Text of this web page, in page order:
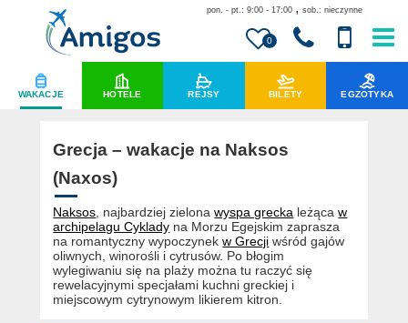
0
pon. - pt.: 9:00 - 17:00 , sob.: nieczynne
WAKACJE HOTELE REJSY BILETY EGZOTYKA
Grecja – wakacje na Naksos
(Naxos)
Naksos , najbardziej zielonawyspa grecka leżącaw
archipelagu Cyklady na Morzu Egejskim zaprasza
na romantyczny wypoczynekw Grecji wśród gajów
oliwnych, winorośli i cytrusów. Po błogim
wylegiwaniu się na plaży można tu raczyć się
rewelacyjnymi specjałami kuchni greckiej i
miejscowym cytrynowym likierem kitron.